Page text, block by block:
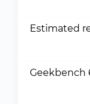
Estimated
Geekbench